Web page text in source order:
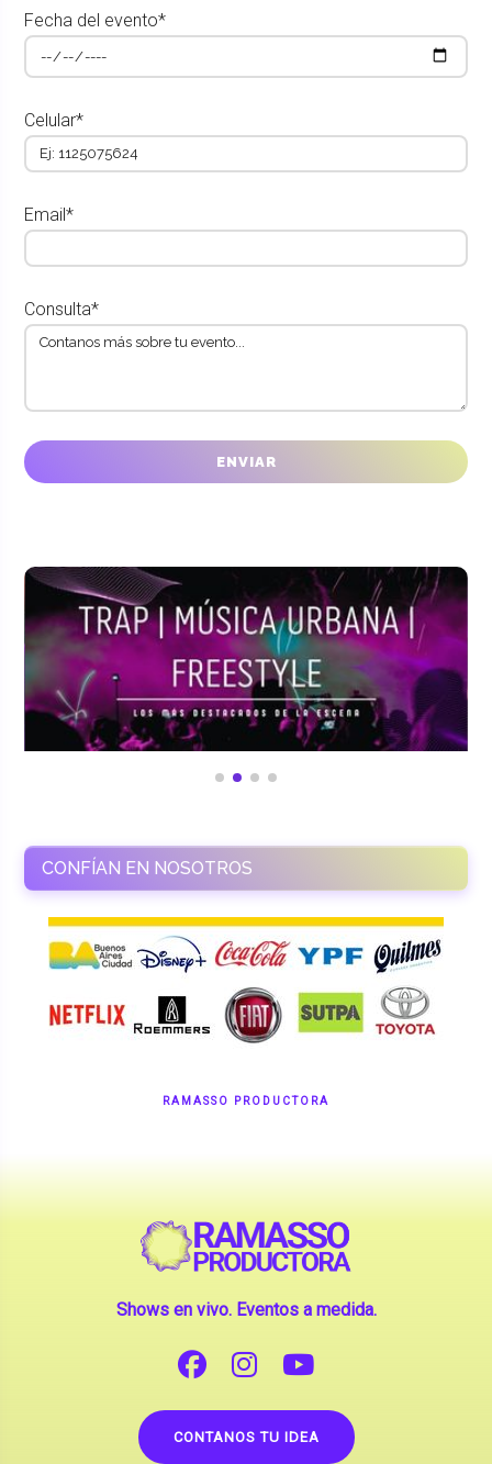
Fecha del evento*
Celular*
Email*
Consulta*
CONFÍAN EN NOSOTROS
RAMASSO PRODUCTORA
Shows en vivo. Eventos a medida.
CONTANOS TU IDEA